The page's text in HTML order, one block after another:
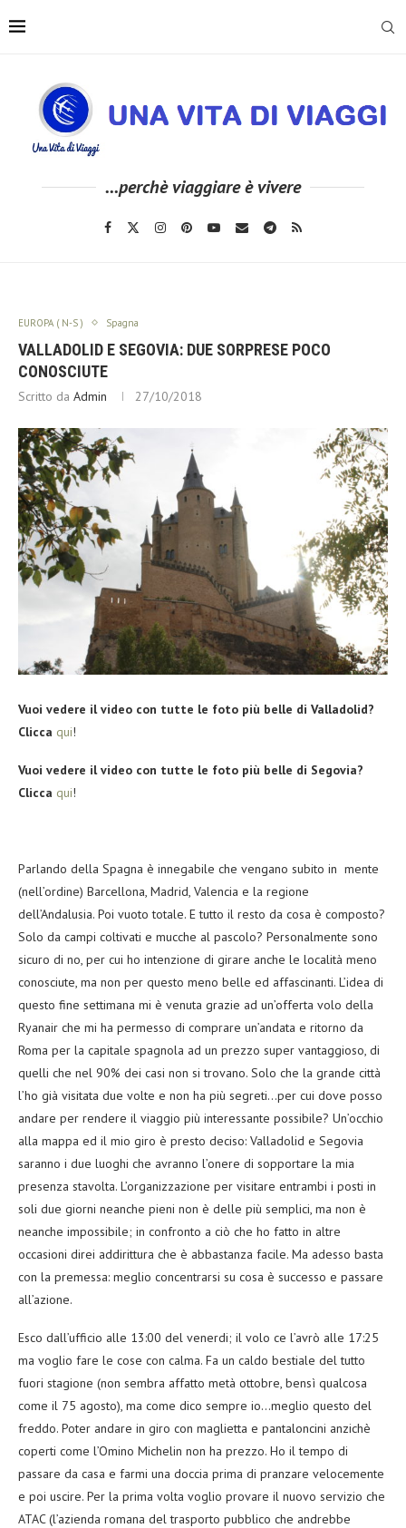
...perchè viaggiare è vivere
EUROPA ( N-S ) Spagna
VALLADOLID E SEGOVIA: DUE SORPRESE POCO
CONOSCIUTE
Scritto da Admin 27/10/2018
Vuoi vedere il video con tutte le foto più belle di Valladolid?
Clicca qui!
Vuoi vedere il video con tutte le foto più belle di Segovia?
Clicca qui!
Parlando della Spagna è innegabile che vengano subito in mente
(nell’ordine) Barcellona, Madrid, Valencia e la regione
dell’Andalusia. Poi vuoto totale. E tutto il resto da cosa è composto?
Solo da campi coltivati e mucche al pascolo? Personalmente sono
sicuro di no, per cui ho intenzione di girare anche le località meno
conosciute, ma non per questo meno belle ed affascinanti. L’idea di
questo fine settimana mi è venuta grazie ad un’offerta volo della
Ryanair che mi ha permesso di comprare un’andata e ritorno da
Roma per la capitale spagnola ad un prezzo super vantaggioso, di
quelli che nel 90% dei casi non si trovano. Solo che la grande città
l’ho già visitata due volte e non ha più segreti…per cui dove posso
andare per rendere il viaggio più interessante possibile? Un’occhio
alla mappa ed il mio giro è presto deciso: Valladolid e Segovia
saranno i due luoghi che avranno l’onere di sopportare la mia
presenza stavolta. L’organizzazione per visitare entrambi i posti in
soli due giorni neanche pieni non è delle più semplici, ma non è
neanche impossibile; in confronto a ciò che ho fatto in altre
occasioni direi addirittura che è abbastanza facile. Ma adesso basta
con la premessa: meglio concentrarsi su cosa è successo e passare
all’azione.
Esco dall’ufficio alle 13:00 del venerdi; il volo ce l’avrò alle 17:25
ma voglio fare le cose con calma. Fa un caldo bestiale del tutto
fuori stagione (non sembra affatto metà ottobre, bensì qualcosa
come il 75 agosto), ma come dico sempre io…meglio questo del
freddo. Poter andare in giro con maglietta e pantaloncini anzichè
coperti come l’Omino Michelin non ha prezzo. Ho il tempo di
passare da casa e farmi una doccia prima di pranzare velocemente
e poi uscire. Per la prima volta voglio provare il nuovo servizio che
ATAC (l’azienda romana del trasporto pubblico che andrebbe